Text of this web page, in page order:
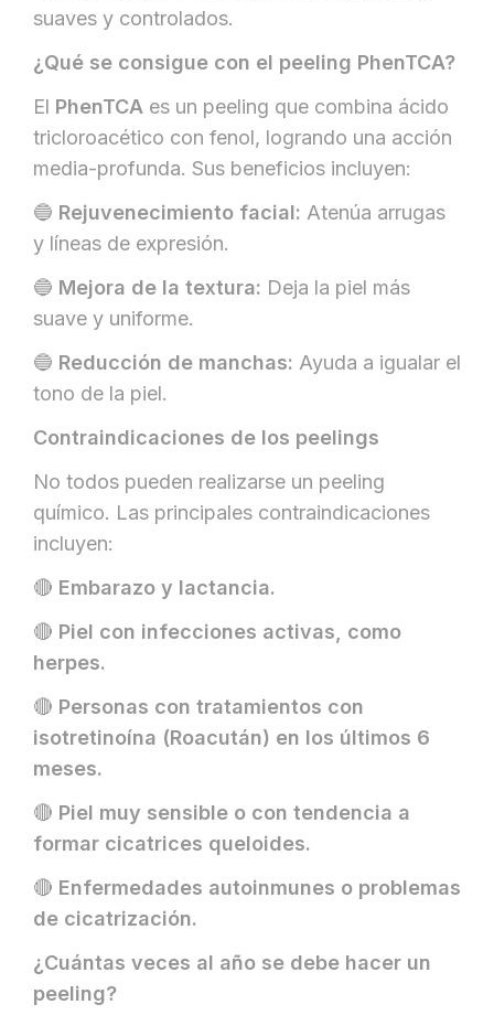
suaves y controlados.
¿Qué se consigue con el peeling PhenTCA?
El PhenTCA es un peeling que combina ácido
tricloroacético con fenol, logrando una acción
media-profunda. Sus beneficios incluyen:
🔵 Rejuvenecimiento facial: Atenúa arrugas
y líneas de expresión.
🔵 Mejora de la textura: Deja la piel más
suave y uniforme.
🔵 Reducción de manchas: Ayuda a igualar el
tono de la piel.
Contraindicaciones de los peelings
No todos pueden realizarse un peeling
químico. Las principales contraindicaciones
incluyen:
🔴 Embarazo y lactancia.
🔴 Piel con infecciones activas, como
herpes.
🔴 Personas con tratamientos con
isotretinoína (Roacután) en los últimos 6
meses.
🔴 Piel muy sensible o con tendencia a
formar cicatrices queloides.
🔴 Enfermedades autoinmunes o problemas
de cicatrización.
¿Cuántas veces al año se debe hacer un
peeling?